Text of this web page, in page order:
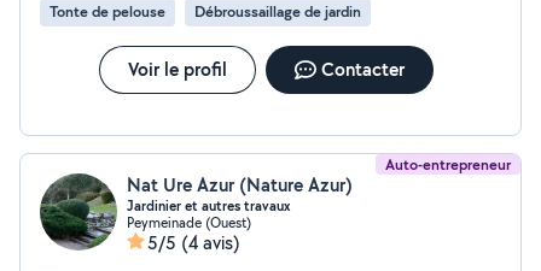
Tonte de pelouse Débroussaillage de jardin
Voir le profil Contacter
Auto-entrepreneur
Nat Ure Azur (Nature Azur)
Jardinier et autres travaux
Peymeinade (Ouest)
5/5 (4 avis)